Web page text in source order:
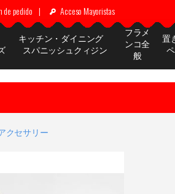
de pedido | Acceso Mayoristas
キッチン・ダイニング
スパニッシュクィジン
フラメ
ンコ全
般
置
クセサリー